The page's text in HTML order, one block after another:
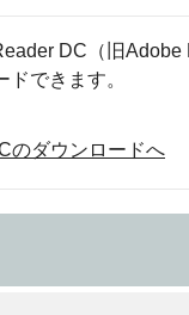
DC（旧Adobe
できます。
のダウンロードへ